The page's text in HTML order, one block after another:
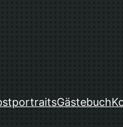
Gästebuch